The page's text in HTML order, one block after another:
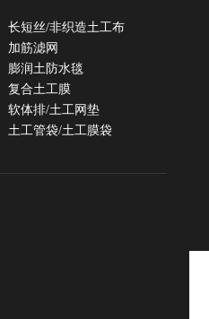
长短丝/非织造土工布
加筋滤网
膨润土防水毯
复合土工膜
软体排/土工网垫
土工管袋/土工膜袋